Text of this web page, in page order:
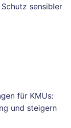
sensibler
für KMUs:
und steigern